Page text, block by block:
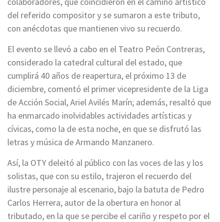
del referido compositor y se sumaron a este tributo,
con anécdotas que mantienen vivo su recuerdo.
El evento se llevó a cabo en el Teatro Peón Contreras,
considerado la catedral cultural del estado, que
cumplirá 40 años de reapertura, el próximo 13 de
diciembre, comentó el primer vicepresidente de la Liga
de Acción Social, Ariel Avilés Marín; además, resaltó que
ha enmarcado inolvidables actividades artísticas y
cívicas, como la de esta noche, en que se disfrutó las
letras y música de Armando Manzanero.
Así, la OTY deleitó al público con las voces de las y los
solistas, que con su estilo, trajeron el recuerdo del
ilustre personaje al escenario, bajo la batuta de Pedro
Carlos Herrera, autor de la obertura en honor al
tributado, en la que se percibe el cariño y respeto por el